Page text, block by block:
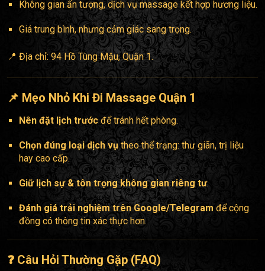
Không gian ấn tượng, dịch vụ massage kết hợp hương liệu.
Giá trung bình, nhưng cảm giác sang trọng.
📍 Địa chỉ: 94 Hồ Tùng Mậu, Quận 1.
📌 Mẹo Nhỏ Khi Đi Massage Quận 1
Nên đặt lịch trước để tránh hết phòng.
Chọn đúng loại dịch vụtheo thể trạng: thư giãn, trị liệu
hay cao cấp.
Giữ lịch sự & tôn trọng không gian riêng tư.
Đánh giá trải nghiệm trên Google/Telegram để cộng
đồng có thông tin xác thực hơn.
❓ Câu Hỏi Thường Gặp (FAQ)